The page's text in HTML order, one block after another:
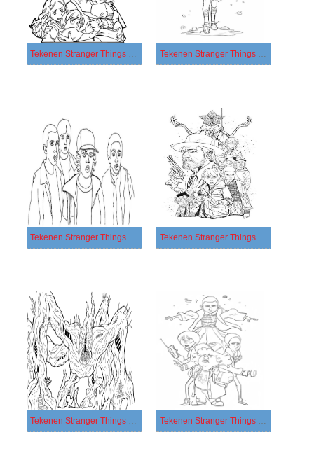
Tekenen Stranger Things basis Tekenen Stranger Things eenvoudig
Tekenen Stranger Things gratis afdrukbaar basis Tekenen Stranger Things gratis afdrukbaar eenvoudig
Tekenen Stranger Things gratis afdrukbaar simpel Tekenen Stranger Things gratis afdrukbaar